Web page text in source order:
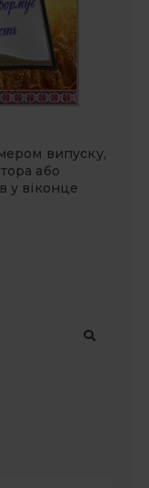
випуску,
або
у віконце